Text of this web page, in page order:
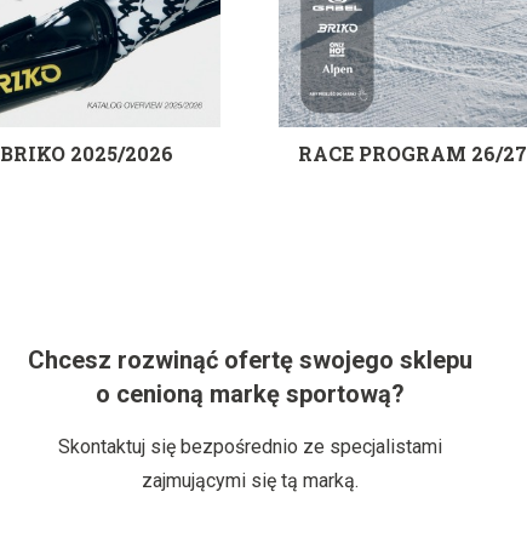
BRIKO 2025/2026 RACE PROGRAM 26/27
Chcesz rozwinąć ofertę swojego sklepu
o cenioną markę sportową?
Skontaktuj się bezpośrednio ze specjalistami
zajmującymi się tą marką.